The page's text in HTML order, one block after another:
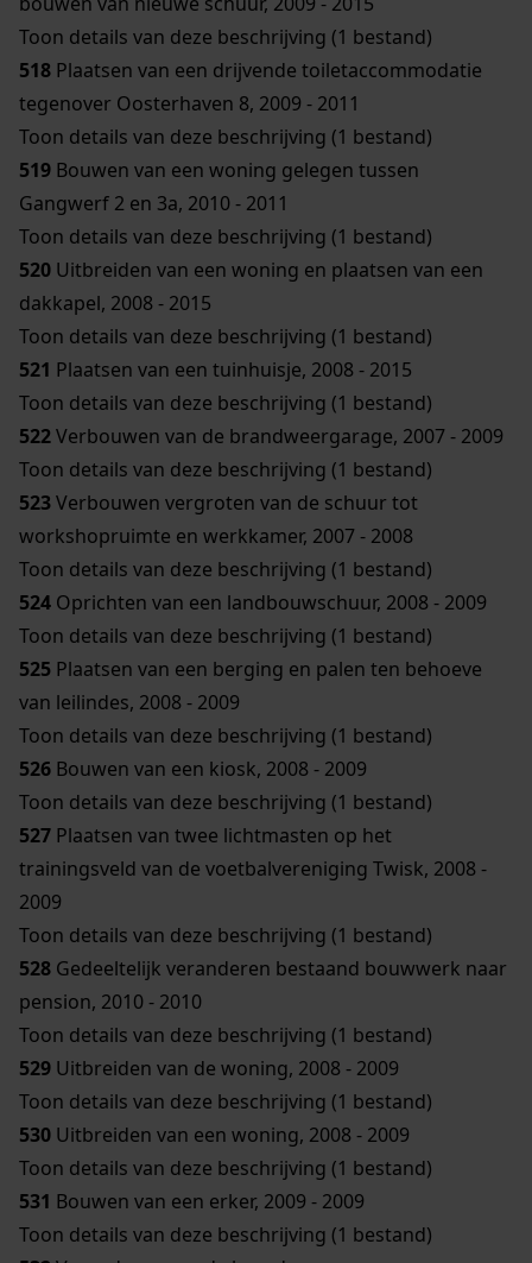
Toon details van deze beschrijving (1 bestand)
518 Plaatsen van een drijvende toiletaccommodatie
tegenover Oosterhaven 8, 2009 - 2011
Toon details van deze beschrijving (1 bestand)
519 Bouwen van een woning gelegen tussen
Gangwerf 2 en 3a, 2010 - 2011
Toon details van deze beschrijving (1 bestand)
520 Uitbreiden van een woning en plaatsen van een
dakkapel, 2008 - 2015
Toon details van deze beschrijving (1 bestand)
521 Plaatsen van een tuinhuisje, 2008 - 2015
Toon details van deze beschrijving (1 bestand)
522Verbouwen van de brandweergarage, 2007 - 2009
Toon details van deze beschrijving (1 bestand)
523Verbouwen vergroten van de schuur tot
workshopruimte en werkkamer, 2007 - 2008
Toon details van deze beschrijving (1 bestand)
524 Oprichten van een landbouwschuur, 2008 - 2009
Toon details van deze beschrijving (1 bestand)
525 Plaatsen van een berging en palen ten behoeve
van leilindes, 2008 - 2009
Toon details van deze beschrijving (1 bestand)
526 Bouwen van een kiosk, 2008 - 2009
Toon details van deze beschrijving (1 bestand)
527 Plaatsen van twee lichtmasten op het
trainingsveld van de voetbalvereniging Twisk, 2008 -
2009
Toon details van deze beschrijving (1 bestand)
528 Gedeeltelijk veranderen bestaand bouwwerk naar
pension, 2010 - 2010
Toon details van deze beschrijving (1 bestand)
529 Uitbreiden van de woning, 2008 - 2009
Toon details van deze beschrijving (1 bestand)
530 Uitbreiden van een woning, 2008 - 2009
Toon details van deze beschrijving (1 bestand)
531 Bouwen van een erker, 2009 - 2009
Toon details van deze beschrijving (1 bestand)